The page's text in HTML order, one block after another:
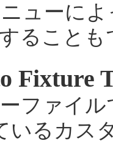
ニューに
ること
Fixture
ファイ
いるカス